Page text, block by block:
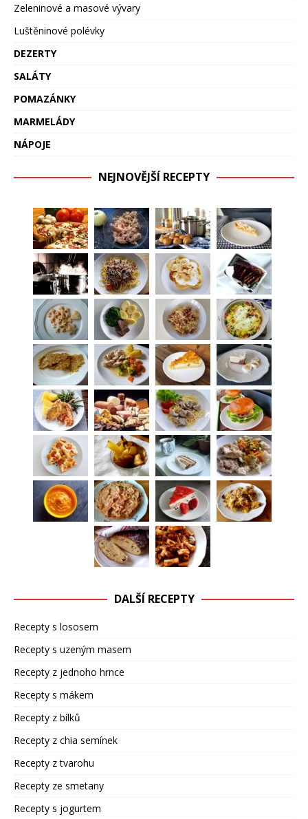
Zeleninové a masové vývary
Luštěninové polévky
DEZERTY
SALÁTY
POMAZÁNKY
MARMELÁDY
NÁPOJE
NEJNOVĚJŠÍ RECEPTY
DALŠÍ RECEPTY
Recepty s lososem
Recepty s uzeným masem
Recepty z jednoho hrnce
Recepty s mákem
Recepty z bílků
Recepty z chia semínek
Recepty z tvarohu
Recepty ze smetany
Recepty s jogurtem